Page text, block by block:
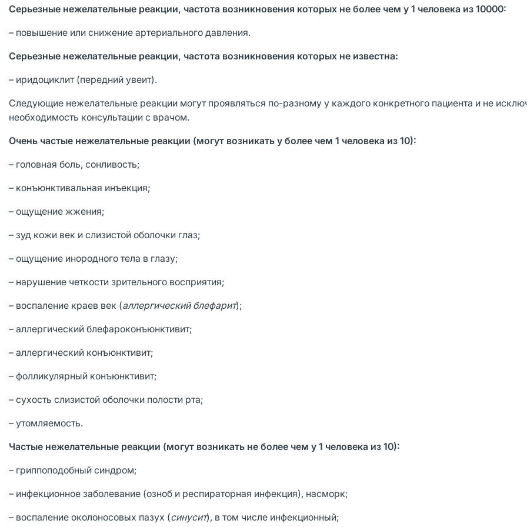
Серьезные нежелательные реакции, частота возникновения которых не более чем у 1 человека из 10000:
– повышение или снижение артериального давления.
Серьезные нежелательные реакции, частота возникновения которых не известна:
– иридоциклит (передний увеит).
Следующие нежелательные реакции могут проявляться по-разному у каждого конкретного пациента и не
необходимость консультации с врачом.
Очень частые нежелательные реакции (могут возникать у более чем 1 человека из 10):
– головная боль, сонливость;
– конъюнктивальная инъекция;
– ощущение жжения;
– зуд кожи век и слизистой оболочки глаз;
– ощущение инородного тела в глазу;
– нарушение четкости зрительного восприятия;
– воспаление краев век (аллергический блефарит);
– аллергический блефароконъюнктивит;
– аллергический конъюнктивит;
– фолликулярный конъюнктивит;
– сухость слизистой оболочки полости рта;
– утомляемость.
Частые нежелательные реакции (могут возникать не более чем у 1 человека из 10):
– гриппоподобный синдром;
– инфекционное заболевание (озноб и респираторная инфекция), насморк;
– воспаление околоносовых пазух (синусит), в том числе инфекционный;